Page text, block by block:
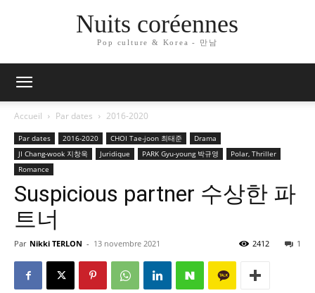
Nuits coréennes
Pop culture & Korea - 만남
Accueil Par dates 2016-2020
Par dates 2016-2020 CHOI Tae-joon 최태준
Drama
JI Chang-wook 지창욱
Juridique PARK Gyu-young 박규영
Polar, Thriller
Romance
Suspicious partner 수상한 파
트너
Par Nikki TERLON - 13 novembre 2021 1
2412